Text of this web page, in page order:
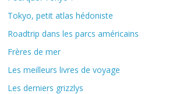
Tokyo, petit atlas hédoniste
Roadtrip dans les parcs américains
Frères de mer
Les meilleurs livres de voyage
Les derniers grizzlys